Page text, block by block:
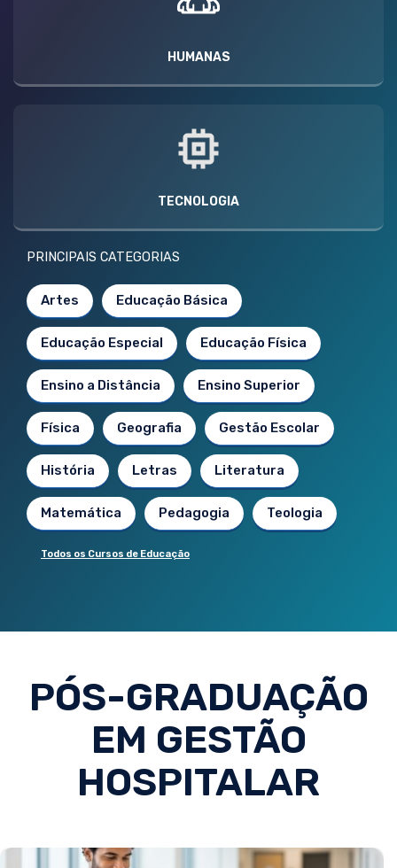
HUMANAS
TECNOLOGIA
PRINCIPAIS CATEGORIAS
Artes Educação Básica
Educação Especial Educação Física
Ensino a Distância Ensino Superior
Física Geografia Gestão Escolar
História Letras Literatura
Matemática Pedagogia Teologia
Todos os Cursos de Educação
PÓS-GRADUAÇÃO
EM GESTÃO
HOSPITALAR